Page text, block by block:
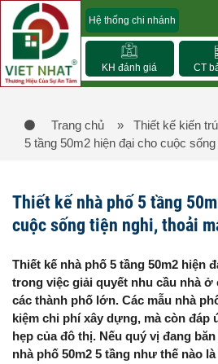
Hệ thống chi nhánh
KH đánh giá CT
Trang chủ » Thiết kế kiến
5 tầng 50m2 hiện đại cho cuộc
Thiết kế nhà phố 5 tầng
cuộc sống tiện nghi, thoải
Thiết kế nhà phố 5 tầng 50m2 hiện
trong việc giải quyết nhu cầu nhà
các thành phố lớn. Các mẫu nhà
kiệm chi phí xây dựng, mà còn đáp
hẹp của đô thị. Nếu quý vị đang
nhà phố 50m2 5 tầng như thế nào